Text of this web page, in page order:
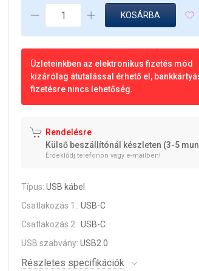
KOSÁRBA
Üzleteinkben az elektronikus fizetés mód
kizárólag átutalással érhető el,
fizetésre nincs lehetőség.
Rendelésre
Külső beszállítónál készleten (3-5
Érdeklődj telefonon vagy e-mailben!
Típus:USB kábel
Csatlakozás 1.:USB-C
Csatlakozás 2.:USB-C
USB szabvány:USB2.0
Részletes specifikációk